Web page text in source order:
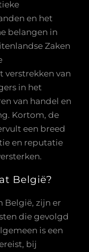
en het
belangen in
Zaken
verstrekken van
in het
van handel en
Kortom, de
een breed
en reputatie
België?
België, zijn er
die gevolgd
is een
bij